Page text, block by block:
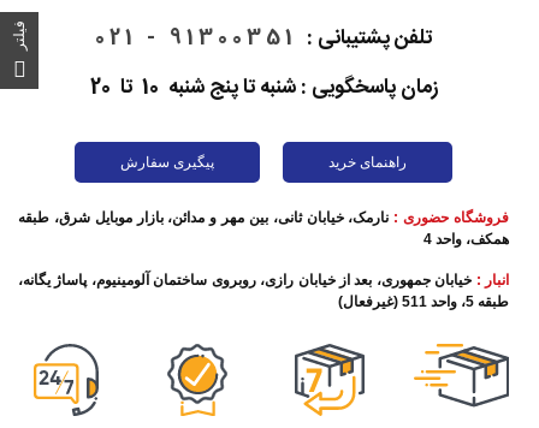
تلفن پشتیبانی : 91300351 - 021
زمان پاسخگویی : شنبه تا پنج شنبه 10 تا 20
راهنمای خرید پیگیری سفارش
فروشگاه حضوری : نارمک، خیابان ثانی، بین مهر و مدائن، بازار موبایل شرق، طبقه
همکف، واحد 4
انبار : خیابان جمهوری، بعد از خیابان رازی، روبروی ساختمان آلومینیوم، پاساژ یگانه،
طبقه 5، واحد 511 (غیرفعال)
فیلتر